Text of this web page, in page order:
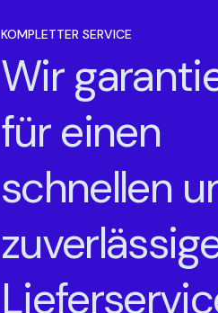
KOMPLETTER SERVICE
Wir
für einen
schnellen